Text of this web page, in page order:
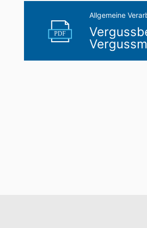
PDF
Allgemeine